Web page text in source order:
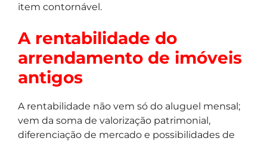
item contornável.
A rentabilidade do
arrendamento de imóveis
antigos
A rentabilidade não vem só do aluguel mensal;
vem da soma de valorização patrimonial,
diferenciação de mercado e possibilidades de